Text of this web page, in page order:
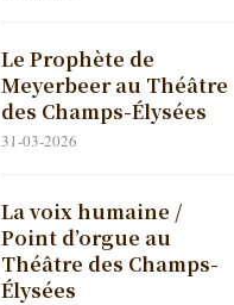
Le Prophète de
Meyerbeer au Théâtre
des Champs-Élysées
31-03-2026
La voix humaine /
Point d’orgue au
Théâtre des Champs-
Élysées